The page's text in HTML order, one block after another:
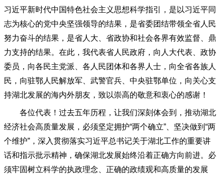
习近平新时代中国特色社会主义思想科学指引，是以习近平同
志为核心的党中央坚强领导的结果，是省委团结带领全省人民
努力奋斗的结果，是省人大、省政协和社会各界有效监督、鼎
力支持的结果。在此，我代表省人民政府，向人大代表、政协
委员，向各民主党派、各人民团体和各界人士，向全省各族人
民，向驻鄂人民解放军、武警官兵、中央驻鄂单位，向关心支
持湖北发展的海内外朋友，致以崇高的敬意和衷心的感谢！
各位代表！过去五年历程，让我们深刻体会到，推动湖北
经济社会高质量发展，必须坚定拥护“两个确立”、坚决做到“两
个维护”，深入贯彻落实习近平总书记关于湖北工作的重要讲
话和指示批示精神，确保湖北发展始终沿着正确方向前进。必
须牢固树立科学的执政理念、正确的政绩观和高质量的发展